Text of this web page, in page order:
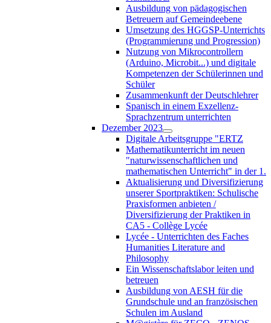
Ausbildung von pädagogischen
Betreuern auf Gemeindeebene
Umsetzung des HGGSP-Unterrichts
(Programmierung und Progression)
Nutzung von Mikrocontrollern
(Arduino, Microbit...) und digitale
Kompetenzen der Schülerinnen und
Schüler
Zusammenkunft der Deutschlehrer
Spanisch in einem Exzellenz-
Sprachzentrum unterrichten
Dezember 2023
Digitale Arbeitsgruppe "ERTZ
Mathematikunterricht im neuen
"naturwissenschaftlichen und
mathematischen Unterricht" in der 1.
Aktualisierung und Diversifizierung
unserer Sportpraktiken: Schulische
Praxisformen anbieten /
Diversifizierung der Praktiken in
CA5 - Collège Lycée
Lycée - Unterrichten des Faches
Humanities Literature and
Philosophy
Ein Wissenschaftslabor leiten und
betreuen
Ausbildung von AESH für die
Grundschule und an französischen
Schulen im Ausland